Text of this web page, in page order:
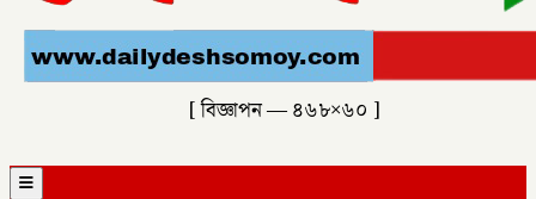
[ বিজ্ঞাপন — ৪৬৮×৬০ ]